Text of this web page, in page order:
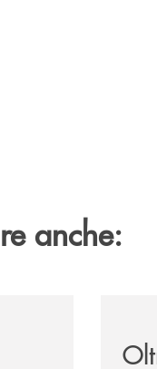
anche: